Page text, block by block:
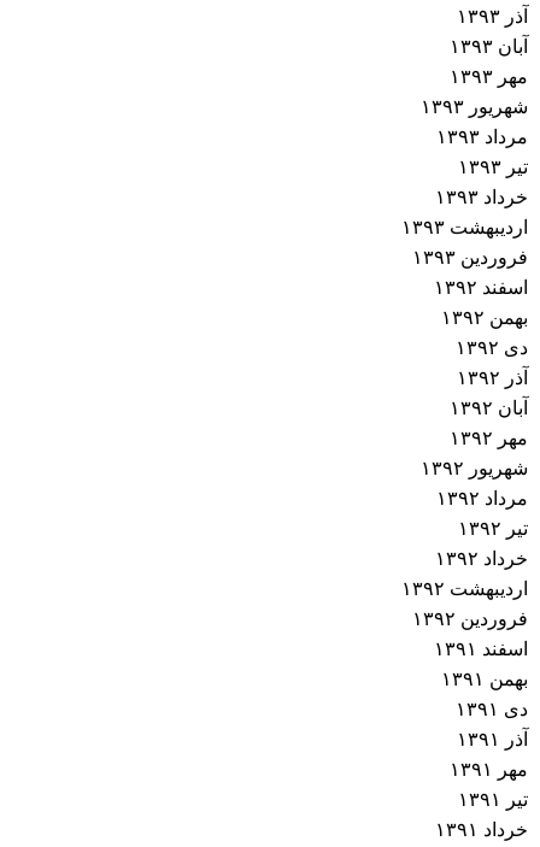
آذر ۱۳۹۳
آبان ۱۳۹۳
مهر ۱۳۹۳
شهریور ۱۳۹۳
مرداد ۱۳۹۳
تیر ۱۳۹۳
خرداد ۱۳۹۳
اردیبهشت ۱۳۹۳
فروردین ۱۳۹۳
اسفند ۱۳۹۲
بهمن ۱۳۹۲
دی ۱۳۹۲
آذر ۱۳۹۲
آبان ۱۳۹۲
مهر ۱۳۹۲
شهریور ۱۳۹۲
مرداد ۱۳۹۲
تیر ۱۳۹۲
خرداد ۱۳۹۲
اردیبهشت ۱۳۹۲
فروردین ۱۳۹۲
اسفند ۱۳۹۱
بهمن ۱۳۹۱
دی ۱۳۹۱
آذر ۱۳۹۱
مهر ۱۳۹۱
تیر ۱۳۹۱
خرداد ۱۳۹۱